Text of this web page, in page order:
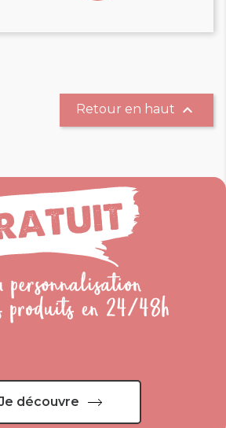
Retour en haut 
découvre